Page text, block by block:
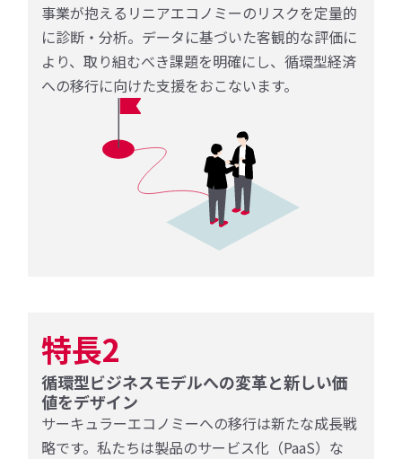
事業が抱えるリニアエコノミーのリスクを定量的
に診断・分析。データに基づいた客観的な評価に
より、取り組むべき課題を明確にし、循環型経済
への移行に向けた支援をおこないます。
特長2
循環型ビジネスモデルへの変革と新しい価
値をデザイン
サーキュラーエコノミーへの移行は新たな成長戦
略です。私たちは製品のサービス化（PaaS）な